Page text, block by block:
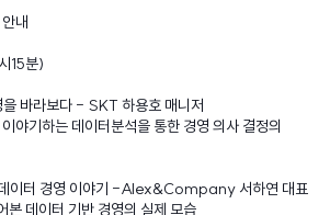
내
15분)
을 바라보다 - SKT 하용호 매니저
야기하는 데이터분석을 통한 경영 의사 결정의
이터 경영 이야기 -Alex&Company 서하연 대표
본 데이터 기반 경영의 실제 모습